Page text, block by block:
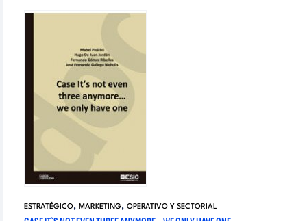
ESTRATÉGICO, MARKETING, OPERATIVO Y SECTORIAL